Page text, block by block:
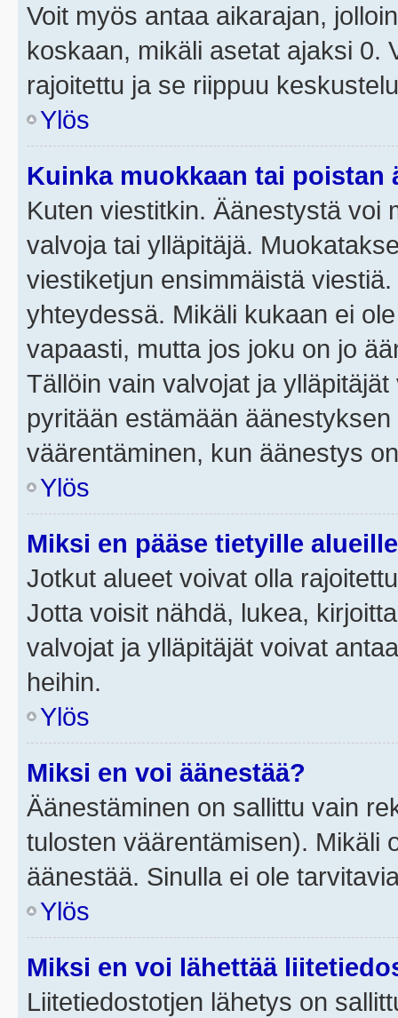
Voit myös antaa aikarajan,
koskaan, mikäli asetat ajaksi 0.
rajoitettu ja se riippuu
Ylös
Kuinka muokkaan tai poistan
Kuten viestitkin. Äänestystä voi
valvoja tai ylläpitäjä.
viestiketjun ensimmäistä
yhteydessä. Mikäli kukaan ei
vapaasti, mutta jos joku on jo
Tällöin vain valvojat ja
pyritään estämään
väärentäminen, kun äänestys
Ylös
Miksi en pääse tietyille
Jotkut alueet voivat olla
Jotta voisit nähdä, lukea,
valvojat ja ylläpitäjät voivat
heihin.
Ylös
Miksi en voi äänestää?
Äänestäminen on sallittu vain
tulosten väärentämisen). Mikäli
äänestää. Sinulla ei ole
Ylös
Miksi en voi lähettää
Liitetiedostotjen lähetys on